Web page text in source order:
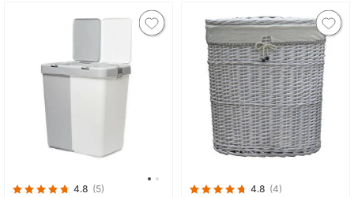
4.8 (5) 4.8 (4)